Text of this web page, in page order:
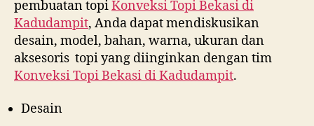
pembuatan topiKonveksi Topi Bekasi di
Kadudampit, Anda dapat mendiskusikan
desain, model, bahan, warna, ukuran dan
aksesoris topi yang diinginkan dengan tim
Konveksi Topi Bekasi diKadudampit.
Desain